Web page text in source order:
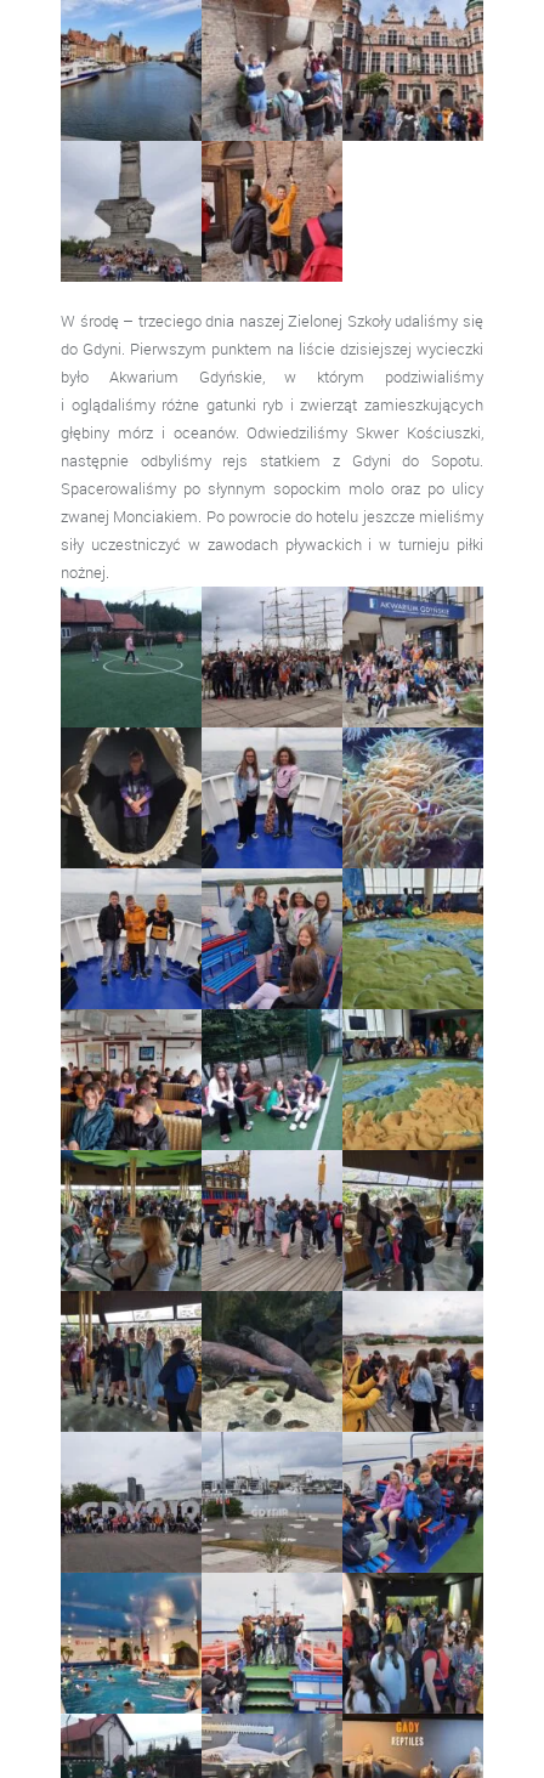
W środę – trzeciego dnia naszej Zielonej Szkoły udaliśmy się
do Gdyni. Pierwszym punktem na liście dzisiejszej wycieczki
było Akwarium Gdyńskie, w którym podziwialiśmy
i oglądaliśmy różne gatunki ryb i zwierząt zamieszkujących
głębiny mórz i oceanów. Odwiedziliśmy Skwer Kościuszki,
następnie odbyliśmy rejs statkiem z Gdyni do Sopotu.
Spacerowaliśmy po słynnym sopockim molo oraz po ulicy
zwanej Monciakiem. Po powrocie do hotelu jeszcze mieliśmy
siły uczestniczyć w zawodach pływackich i w turnieju piłki
nożnej.